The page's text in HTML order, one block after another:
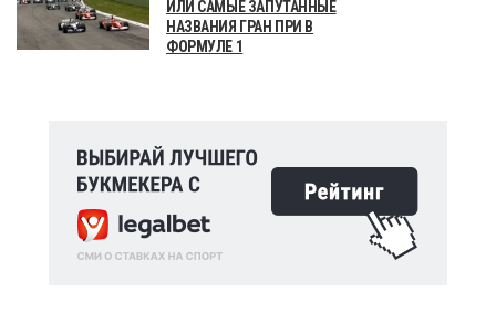
ИЛИ САМЫЕ ЗАПУТАННЫЕ
НАЗВАНИЯ ГРАН ПРИ В
ФОРМУЛЕ 1